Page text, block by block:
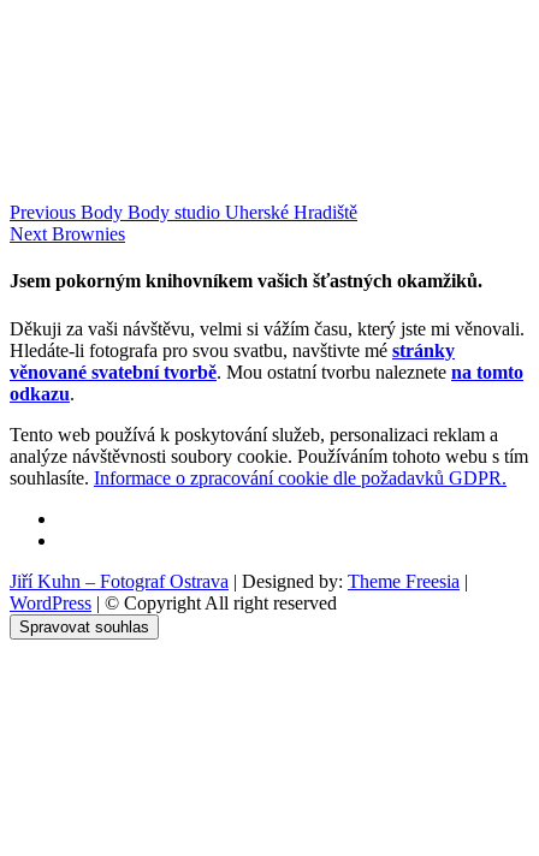
Navigace
pro
příspěvek
Previous Previous
post:
Body Body studio Uherské Hradiště
Next Next
Brownies
Jsem pokorným knihovníkem vašich šťastných okamžiků.
Děkuji za vaši návštěvu, velmi si vážím času, který jste mi věnovali.
Hledáte-li fotografa pro svou svatbu, navštivte mé stránky
věnované svatební tvorbě. Mou ostatní tvorbu naleznete na tomto
odkazu.
Tento web používá k poskytování služeb, personalizaci reklam a
analýze návštěvnosti soubory cookie. Používáním tohoto webu s tím
souhlasíte. Informace o zpracování cookie dle požadavků GDPR.
Jiří Kuhn – Fotograf Ostrava | Designed by: Theme Freesia |
WordPress | © Copyright All right reserved
Spravovat souhlas